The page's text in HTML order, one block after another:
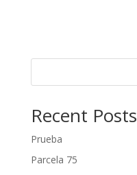
Recent Posts
Prueba
Parcela 75